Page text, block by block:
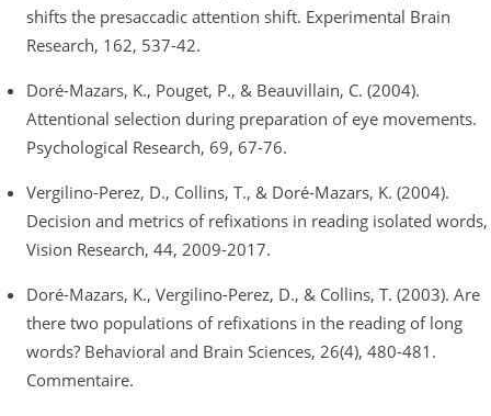
shifts the presaccadic attention shift. Experimental Brain
Research, 162, 537-42.
Doré-Mazars, K., Pouget, P., & Beauvillain, C. (2004).
Attentional selection during preparation of eye movements.
Psychological Research, 69, 67-76.
Vergilino-Perez, D., Collins, T., & Doré-Mazars, K. (2004).
Decision and metrics of refixations in reading isolated words,
Vision Research, 44, 2009-2017.
Doré-Mazars, K., Vergilino-Perez, D., & Collins, T. (2003). Are
there two populations of refixations in the reading of long
words? Behavioral and Brain Sciences, 26(4), 480-481.
Commentaire.